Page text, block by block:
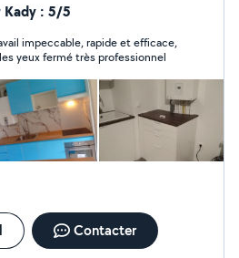
-Plomberie changement de
de mur peinture -enduit -
mural -fixation de tv au
en kit -démontage meuble -
-montage cabane de
(cadres miroirs
mur (placo ou béton) -Pose lino
-Installation cuisine complète -
-Démontage d'anciens
mural avec panneaux
cagibi et espace de
à rideaux et stores -
Kady : 5/5
impeccable, rapide et efficace,
yeux fermé très professionnel
Contacter